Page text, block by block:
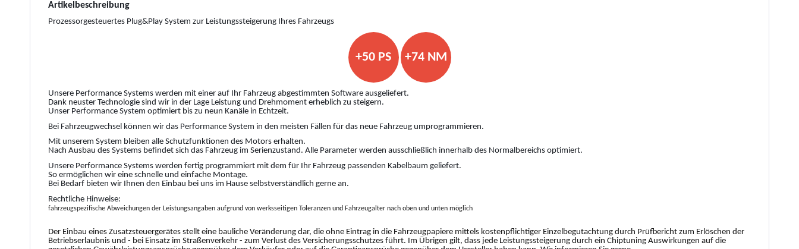
Artikelbeschreibung
Prozessorgesteuertes Plug&Play System zur Leistungssteigerung Ihres Fahrzeugs
+50 PS +74 NM
Unsere Performance Systems werden mit einer auf Ihr Fahrzeug abgestimmten Software ausgeliefert.
Dank neuster Technologie sind wir in der Lage Leistung und Drehmoment erheblich zu steigern.
Unser Performance System optimiert bis zu neun Kanäle in Echtzeit.
Bei Fahrzeugwechsel können wir das Performance System in den meisten Fällen für das neue Fahrzeug umprogrammieren.
Mit unserem System bleiben alle Schutzfunktionen des Motors erhalten.
Nach Ausbau des Systems befindet sich das Fahrzeug im Serienzustand. Alle Parameter werden ausschließlich innerhalb des Normalbereichs optimiert.
Unsere Performance Systems werden fertig programmiert mit dem für Ihr Fahrzeug passenden Kabelbaum geliefert.
So ermöglichen wir eine schnelle und einfache Montage.
Bei Bedarf bieten wir Ihnen den Einbau bei uns im Hause selbstverständlich gerne an.
Rechtliche Hinweise:
fahrzeugspezifische Abweichungen der Leistungsangaben aufgrund von werksseitigen Toleranzen und Fahrzeugalter nach oben und unten möglich
Der Einbau eines Zusatzsteuergerätes stellt eine bauliche Veränderung dar, die ohne Eintrag in die Fahrzeugpapiere mittels kostenpflichtiger Einzelbegutachtung durch Prüfbericht zum Erlöschen der
Betriebserlaubnis und - bei Einsatz im Straßenverkehr - zum Verlust des Versicherungsschutzes führt. Im Übrigen gilt, dass jede Leistungssteigerung durch ein Chiptuning Auswirkungen auf die